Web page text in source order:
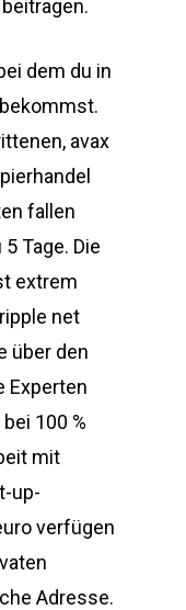
dem du in
avax
fallen
Tage. Die
extrem
net
über den
Experten
100 %
mit
up-
verfügen
Adresse.